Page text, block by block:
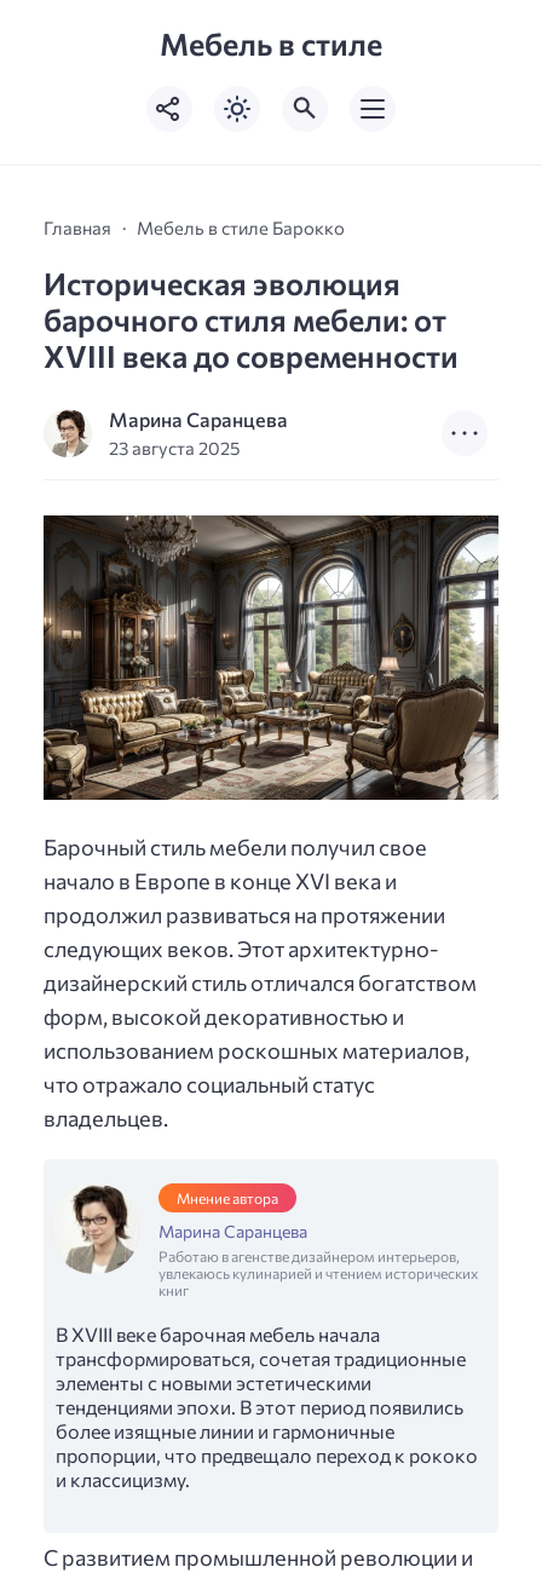
Мебель в стиле
Главная Мебель в стиле Барокко
Историческая эволюция
барочного стиля мебели: от
XVIII века до современности
Марина Саранцева
23 августа 2025
Барочный стиль мебели получил свое
начало в Европе в конце XVI века и
продолжил развиваться на протяжении
следующих веков. Этот архитектурно-
дизайнерский стиль отличался богатством
форм, высокой декоративностью и
использованием роскошных материалов,
что отражало социальный статус
владельцев.
Мнение автора
Марина Саранцева
Работаю в агенстве дизайнером интерьеров,
увлекаюсь кулинарией и чтением исторических
книг
В XVIII веке барочная мебель начала
трансформироваться, сочетая традиционные
элементы с новыми эстетическими
тенденциями эпохи. В этот период появились
более изящные линии и гармоничные
пропорции, что предвещало переход к рококо
и классицизму.
С развитием промышленной революции и